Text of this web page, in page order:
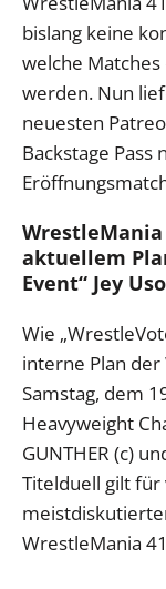
bislang keine
welche
werden. Nun
neuesten
Backstage Pass
aktuellem
Event“ Jey Uso
Wie
interne Plan der
Samstag, dem
Heavyweight
GUNTHER (c)
Titelduell gilt für
WrestleMania